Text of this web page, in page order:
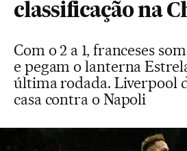
classificação na
Com o 2 a 1, franceses
e pegam o lanterna
última rodada. Liverpool
casa contra o Napoli